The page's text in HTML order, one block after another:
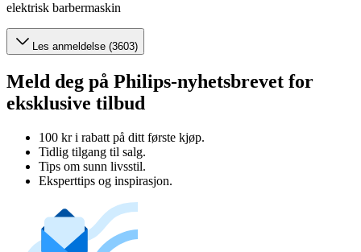
elektrisk barbermaskin
Les anmeldelse (3603)
Meld deg på Philips-nyhetsbrevet for
eksklusive tilbud
100 kr i rabatt på ditt første kjøp.
Tidlig tilgang til salg.
Tips om sunn livsstil.
Eksperttips og inspirasjon.